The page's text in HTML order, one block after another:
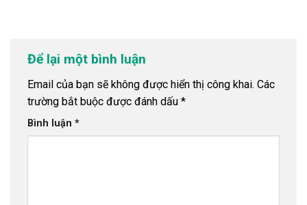
Để lại một bình luận
Email của bạn sẽ không được hiển thị công khai. Các
trường bắt buộc được đánh dấu *
Bình luận *